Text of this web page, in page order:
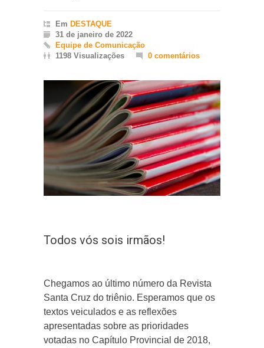
Em DESTAQUE
31 de janeiro de 2022
Equipe de Comunicação
1198 Visualizações
0 comentários
Todos vós sois irmãos!
Chegamos ao último número da Revista
Santa Cruz do triênio. Esperamos que os
textos veiculados e as reflexões
apresentadas sobre as prioridades
votadas no Capítulo Provincial de 2018,